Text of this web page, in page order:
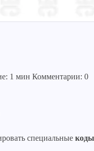
1 мин Комментарии: 0
специальные коды